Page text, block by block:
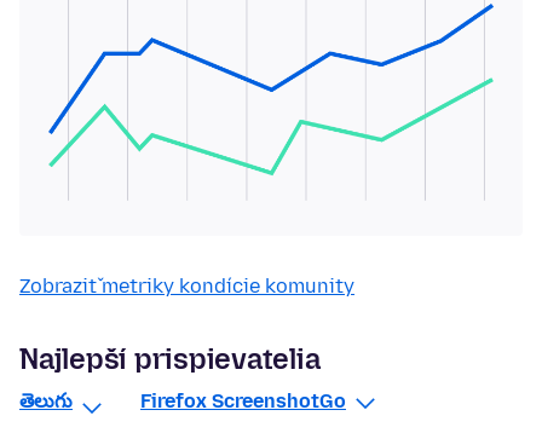
Zobraziť metriky kondície komunity
Najlepší prispievatelia
తెలుగు Firefox ScreenshotGo